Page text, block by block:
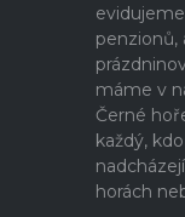
penzionů,
máme v
Černé
každý,
horách